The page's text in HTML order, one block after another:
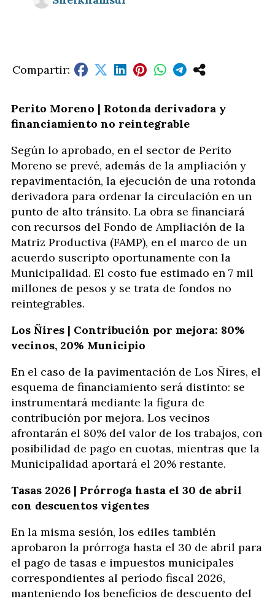
Perito Moreno | Rotonda derivadora y
financiamiento no reintegrable
Según lo aprobado, en el sector de Perito
Moreno se prevé, además de la ampliación y
repavimentación, la ejecución de una rotonda
derivadora para ordenar la circulación en un
punto de alto tránsito. La obra se financiará
con recursos del Fondo de Ampliación de la
Matriz Productiva (FAMP), en el marco de un
acuerdo suscripto oportunamente con la
Municipalidad. El costo fue estimado en 7 mil
millones de pesos y se trata de fondos no
reintegrables.
Los Ñires | Contribución por mejora: 80%
vecinos, 20% Municipio
En el caso de la pavimentación de Los Ñires, el
esquema de financiamiento será distinto: se
instrumentará mediante la figura de
contribución por mejora. Los vecinos
afrontarán el 80% del valor de los trabajos, con
posibilidad de pago en cuotas, mientras que la
Municipalidad aportará el 20% restante.
Tasas 2026 | Prórroga hasta el 30 de abril
con descuentos vigentes
En la misma sesión, los ediles también
aprobaron la prórroga hasta el 30 de abril para
el pago de tasas e impuestos municipales
correspondientes al período fiscal 2026,
manteniendo los beneficios de descuento del